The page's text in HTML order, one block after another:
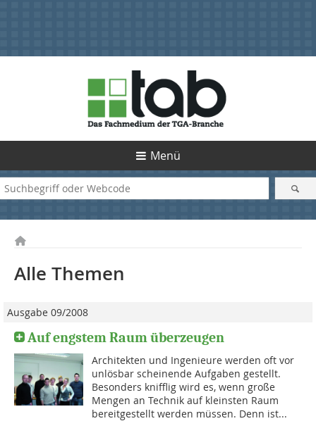
Menü
Alle Themen
Ausgabe 09/2008
Auf engstem Raum überzeugen
Architekten und Ingenieure werden oft vor
unlösbar scheinende Aufgaben gestellt.
Besonders knifflig wird es, wenn große
Mengen an Technik auf kleinsten Raum
bereitgestellt werden müssen. Denn ist...